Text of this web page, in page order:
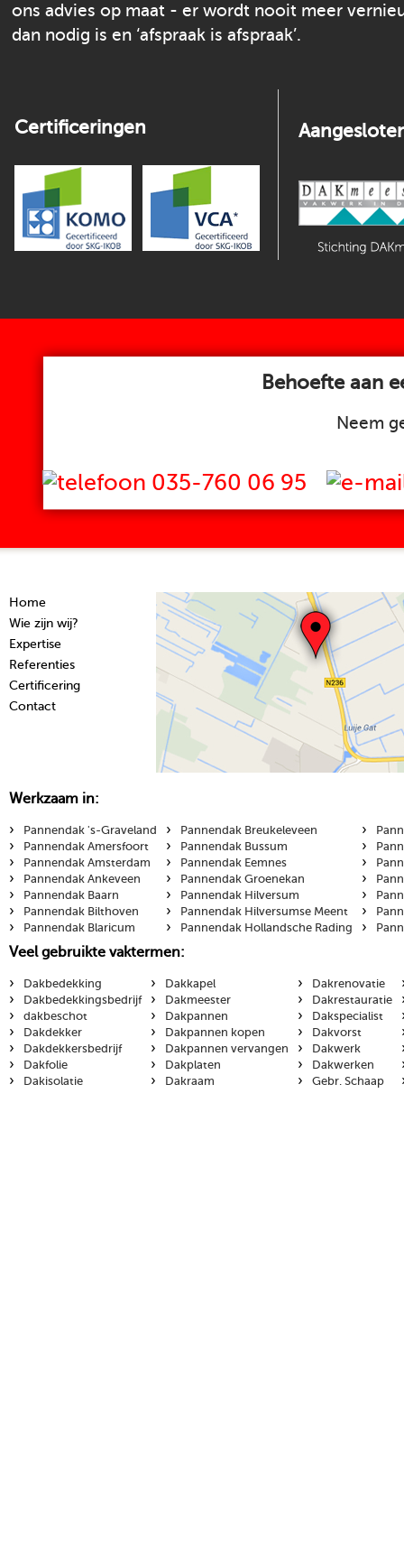
ons advies op maat - er wordt nooit meer
dan nodig is en ‘afspraak is afspraak’.
Certificeringen
Behoefte aan
Neem
035-760 06 95
Home
Wie zijn wij?
Expertise
Referenties
Certificering
Contact
Werkzaam in:
›
Pannendak 's-Graveland
› Pannendak Amersfoort
› Pannendak Amsterdam
› Pannendak Ankeveen
› Pannendak Baarn
› Pannendak Bilthoven
› Pannendak Blaricum
› Pannendak Breukeleveen
› Pannendak Bussum
› Pannendak Eemnes
› Pannendak Groenekan
› Pannendak Hilversum
› Pannendak Hilversumse Meent
› Pannendak Hollandsche Rading
›
›
›
›
›
›
›
Veel gebruikte vaktermen:
›
Dakbedekking
› Dakbedekkingsbedrijf
› dakbeschot
› Dakdekker
› Dakdekkersbedrijf
› Dakfolie
› Dakisolatie
› Dakkapel
› Dakmeester
› Dakpannen
› Dakpannen kopen
› Dakpannen vervangen
› Dakplaten
› Dakraam
› Dakrenovatie
› Dakrestauratie
› Dakspecialist
› Dakvorst
› Dakwerk
› Dakwerken
› Gebr. Schaap